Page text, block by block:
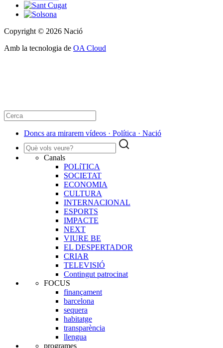
Copyright © 2026 Nació
Amb la tecnologia de OA Cloud
Doncs ara mirarem vídeos · Política · Nació
Canals
POLíTICA
SOCIETAT
ECONOMIA
CULTURA
INTERNACIONAL
ESPORTS
IMPACTE
NEXT
VIURE BE
EL DESPERTADOR
CRIAR
TELEVISIÓ
Contingut patrocinat
FOCUS
finançament
barcelona
sequera
habitatge
transparència
llengua
programes